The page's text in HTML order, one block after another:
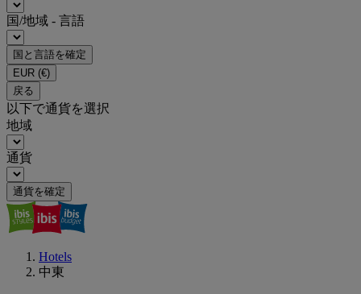
国/地域 - 言語
国と言語を確定
EUR (€)
戻る
以下で通貨を選択
地域
通貨
通貨を確定
Hotels
中東